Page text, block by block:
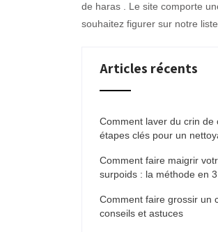
de haras . Le site comporte
souhaitez figurer sur notre
Articles récents
Comment laver du crin de
étapes clés pour un
Comment faire maigrir
surpoids : la méthode en
Comment faire grossir un
conseils et astuces